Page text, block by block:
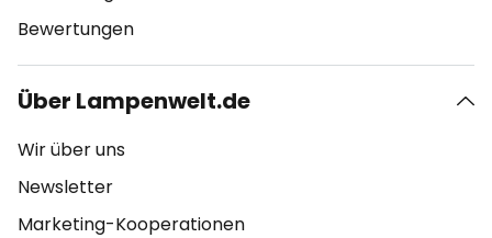
Bewertungen
Über Lampenwelt.de
Wir über uns
Newsletter
Marketing-Kooperationen